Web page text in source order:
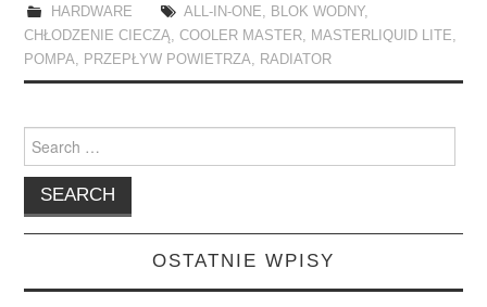
HARDWARE ALL-IN-ONE, BLOK WODNY,
CHŁODZENIE CIECZĄ,COOLER MASTER, MASTERLIQUID LITE,
POMPA, PRZEPŁYW POWIETRZA, RADIATOR
Search
for:
OSTATNIE WPISY